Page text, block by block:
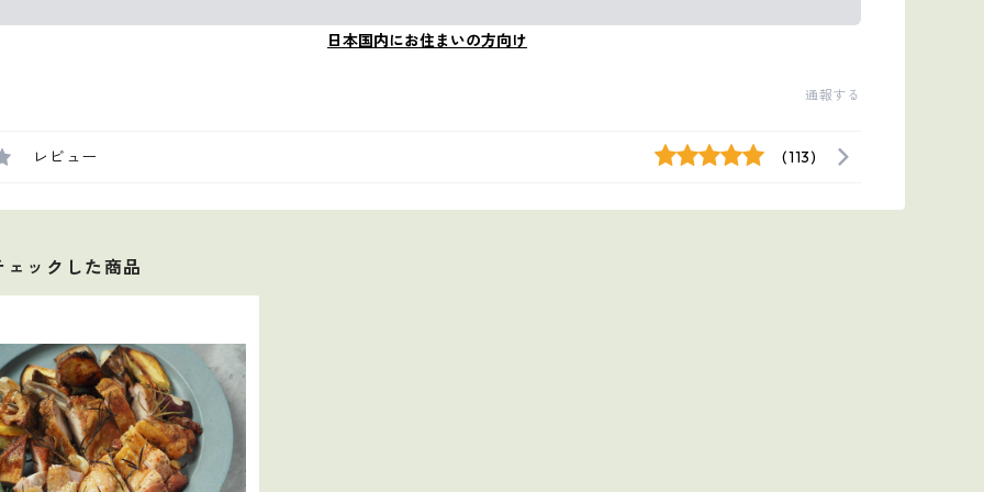
日本国内にお住まいの方向け
通報する
レビュー (113)
ェックした商品